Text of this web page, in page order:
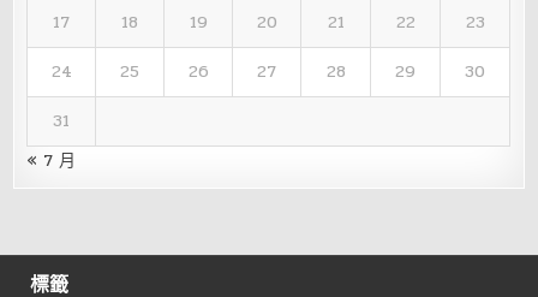
17
18 19 20 21 22
23
24
25 26 27 28 29
30
31
« 7 月
標籤